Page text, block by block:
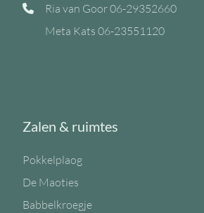
Ria van Goor06-29352660
Meta Kats 06-23551120
Zalen & ruimtes
Pokkelplaog
De Maoties
Babbelkroegje